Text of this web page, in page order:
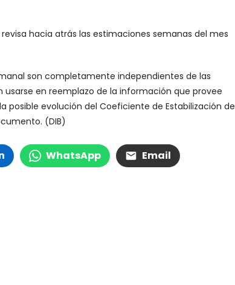
hacia atrás las estimaciones semanas del mes
son completamente independientes de las
usarse en reemplazo de la información que provee
posible evolución del Coeficiente de Estabilización de
(DIB)
WhatsApp Email